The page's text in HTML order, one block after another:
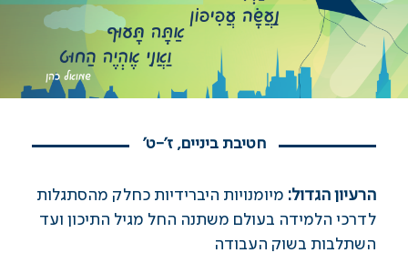
חטיבת ביניים, ז'-ט'
הרעיון הגדול: מיומנויות היברידיות כחלק מהסתגלות
לדרכי הלמידה בעולם משתנה החל מגיל התיכון ועד
השתלבות בשוק העבודה